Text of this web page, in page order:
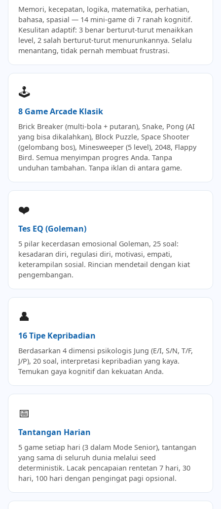
Memori, kecepatan, logika, matematika, perhatian,
bahasa, spasial — 14 mini-game di 7 ranah kognitif.
Kesulitan adaptif: 3 benar berturut-turut menaikkan
level, 2 salah berturut-turut menurunkannya. Selalu
menantang, tidak pernah membuat frustrasi.
🕹️
8 Game Arcade Klasik
Brick Breaker (multi-bola + putaran), Snake, Pong (AI
yang bisa dikalahkan), Block Puzzle, Space Shooter
(gelombang bos), Minesweeper (5 level), 2048, Flappy
Bird. Semua menyimpan progres Anda. Tanpa
unduhan tambahan. Tanpa iklan di antara game.
❤️
Tes EQ (Goleman)
5 pilar kecerdasan emosional Goleman, 25 soal:
kesadaran diri, regulasi diri, motivasi, empati,
keterampilan sosial. Rincian mendetail dengan kiat
pengembangan.
👤
16 Tipe Kepribadian
Berdasarkan 4 dimensi psikologis Jung (E/I, S/N, T/F,
J/P), 20 soal, interpretasi kepribadian yang kaya.
Temukan gaya kognitif dan kekuatan Anda.
📅
Tantangan Harian
5 game setiap hari (3 dalam Mode Senior), tantangan
yang sama di seluruh dunia melalui seed
deterministik. Lacak pencapaian rentetan 7 hari, 30
hari, 100 hari dengan pengingat pagi opsional.